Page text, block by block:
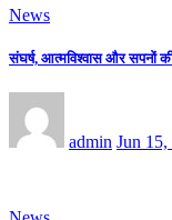
News
संघर्ष, आत्मविश्वास और सपनों
admin Jun 15,